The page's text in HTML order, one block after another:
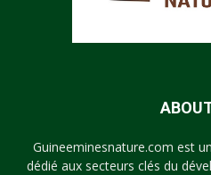
Guineeminesnature.com est
dédié aux secteurs clés du